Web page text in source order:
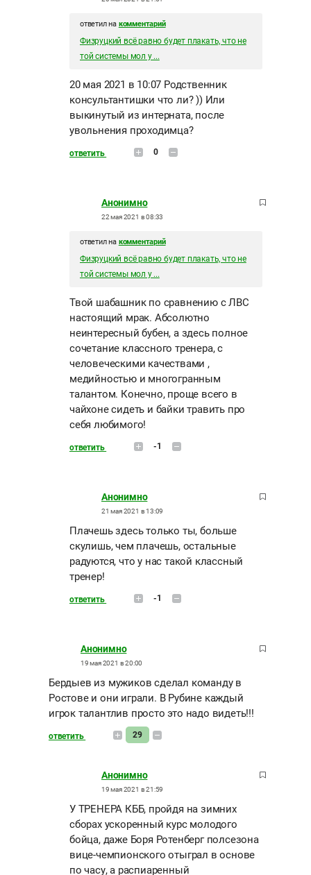
ответил на комментарий
Физруцкий всё равно будет плакать, что не
той системы мол у ...
20 мая 2021 в 10:07 Родственник
консультантишки что ли? )) Или
выкинутый из интерната, после
увольнения проходимца?
ответить 0
Анонимно
22 мая 2021 в 08:33
ответил на комментарий
Физруцкий всё равно будет плакать, что не
той системы мол у ...
Твой шабашник по сравнению с ЛВС
настоящий мрак. Абсолютно
неинтересный бубен, а здесь полное
сочетание классного тренера, с
человеческими качествами ,
медийностью и многогранным
талантом. Конечно, проще всего в
чайхоне сидеть и байки травить про
себя любимого!
ответить -1
Анонимно
21 мая 2021 в 13:09
Плачешь здесь только ты, больше
скулишь, чем плачешь, остальные
радуются, что у нас такой классный
тренер!
ответить -1
Анонимно
19 мая 2021 в 20:00
Бердыев из мужиков сделал команду в
Ростове и они играли. В Рубине каждый
игрок талантлив просто это надо видеть!!!
ответить 29
Анонимно
19 мая 2021 в 21:59
У ТРЕНЕРА КББ, пройдя на зимних
сборах ускоренный курс молодого
бойца, даже Боря Ротенберг полсезона
вице-чемпионского отыграл в основе
по часу, а распиаренный